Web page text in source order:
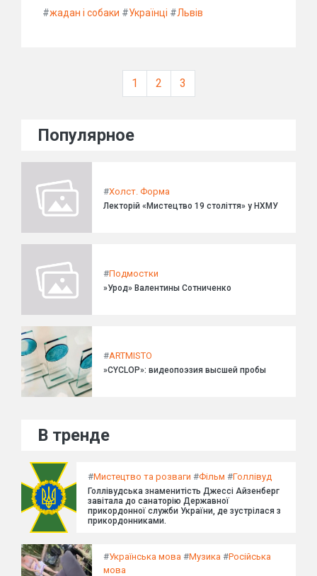
#жадан і собаки #Українці #Львів
1 2 3
Популярное
#Холст. Форма
Лекторій «Мистецтво 19 століття» у НХМУ
#Подмостки
»Урод» Валентины Сотниченко
#ARTMISTO
»CYCLOP»: видеопоэзия высшей пробы
В тренде
#Мистецтво та розваги #Фільм #Голлівуд
Голлівудська знаменитість Джессі Айзенберг
завітала до санаторію Державної
прикордонної служби України, де зустрілася з
прикордонниками.
#Українська мова #Музика #Російська
мова